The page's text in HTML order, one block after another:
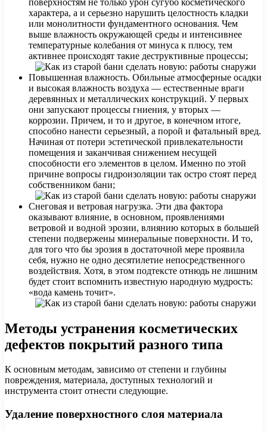
характера, а и серьезно нарушить целостность кладки
или монолитности фундаментного основания. Чем
выше влажность окружающей среды и интенсивнее
температурные колебания от минуса к плюсу, тем
активнее происходят такие деструктивные процессы;
Повышенная влажность. Обильные атмосферные осадки
и высокая влажность воздуха — естественные враги
деревянных и металлических конструкций. У первых
они запускают процессы гниения, у вторых —
коррозии. Причем, и то и другое, в конечном итоге,
способно нанести серьезный, а порой и фатальный вред.
Начиная от потери эстетической привлекательности
помещения и заканчивая снижением несущей
способности его элементов в целом. Именно по этой
причине вопросы гидроизоляции так остро стоят перед
собственником бани;
Снеговая и ветровая нагрузка. Эти два фактора
оказывают влияние, в основном, проявлениями
ветровой и водной эрозии, влиянию которых в большей
степени подвержены минеральные поверхности. И то,
для того что бы эрозия в достаточной мере проявила
себя, нужно не одно десятилетие непосредственного
воздействия. Хотя, в этом подтексте отнюдь не лишним
будет стоит вспомнить известную народную мудрость:
«вода камень точит».
Методы устранения косметических
дефектов покрытий разного типа
К основным методам, зависимо от степени и глубины
повреждения, материала, доступных технологий и
инструмента стоит отнести следующие.
Удаление поверхностного слоя материала